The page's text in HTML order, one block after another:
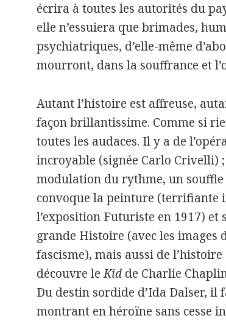
écrira à toutes les autorités du
elle n’essuiera que brimades,
psychiatriques, d’elle-même
mourront, dans la souffrance et
Autant l’histoire est affreuse,
façon brillantissime. Comme si
toutes les audaces. Il y a de
incroyable (signée Carlo Crivelli)
modulation du rythme, un
convoque la peinture (terrifiante
l’exposition Futuriste en 1917)
grande Histoire (avec les images
fascisme), mais aussi de
découvre leKid de Charlie
Du destin sordide d’Ida Dalser,
montrant en héroïne sans cesse